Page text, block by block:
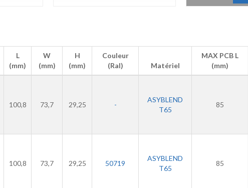
L
(mm)
W
(mm)
H
(mm)
Couleur
(Ral)
Matériel
MAX PCB L
(mm)
100,8 73,7 29,25 -
ASYBLEND
T65
85
100,8 73,7 29,25 50719
ASYBLEND
T65
85